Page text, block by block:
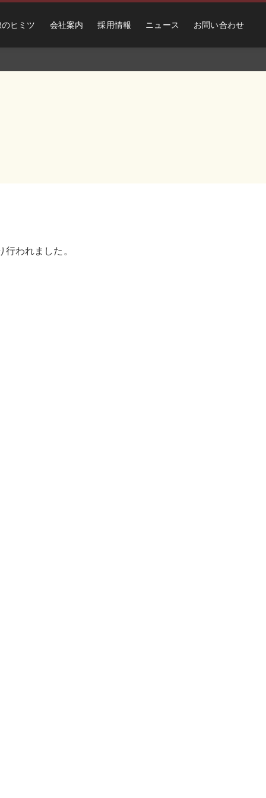
ヒミツ 会社案内 採用情報 ニュース お問い合わせ
われました。